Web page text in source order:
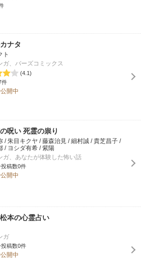
ナタ
ト
ガ、バーズコミックス
(4.1)
件
開中
呪い 死霊の祟り
/ 朱目キクヤ / 藤森治見 / 細村誠 / 貴芝昌子 /
/ ヨシダ有希 / 紫陽
ガ、あなたが体験した怖い話
稿数0件
開中
本の心霊占い
ガ
稿数0件
開中